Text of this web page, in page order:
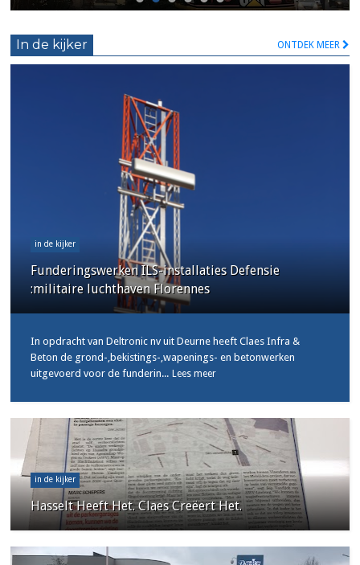
In de kijker ONTDEK MEER
in de kijker
Funderingswerken ILS-installaties Defensie
:militaire luchthaven Florennes
In opdracht van Deltronic nv uit Deurne heeft Claes Infra &
Beton de grond-,bekistings-,wapenings- en betonwerken
uitgevoerd voor de funderin... Lees meer
in de kijker
Hasselt Heeft Het. Claes Creëert Het.